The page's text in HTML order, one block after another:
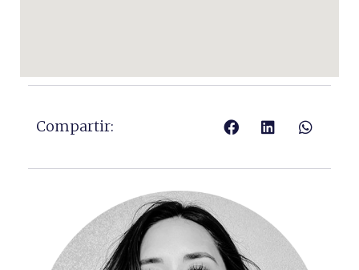
Compartir: